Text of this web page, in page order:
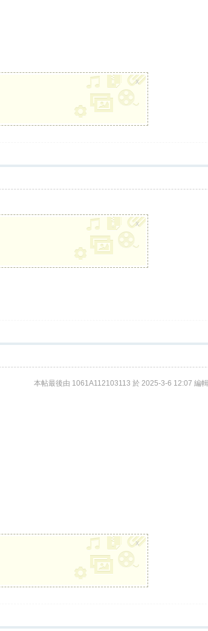
x
x
本帖最後由 1061A112103113 於 2025-3-6 12:07 編輯
x